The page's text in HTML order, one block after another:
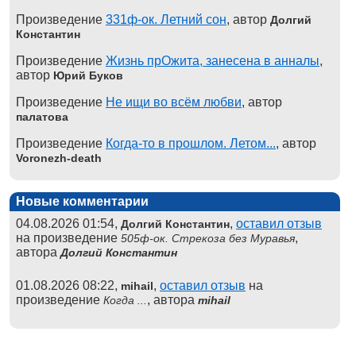
Произведение 331ф-ок. Летний сон, автор Долгий
Константин
Произведение Жизнь прОжита, занесена в анналы,
автор Юрий Буков
Произведение Не ищи во всём любви, автор
палатова
Произведение Когда-то в прошлом. Летом..., автор
Voronezh-death
Новые комментарии
04.08.2026 01:54, Долгий Константин, оставил отзыв
на произведение 505ф-ок. Стрекоза без Муравья,
автораДолгий Константин
01.08.2026 08:22, mihail, оставил отзыв на
произведение Когда ... , автора mihail